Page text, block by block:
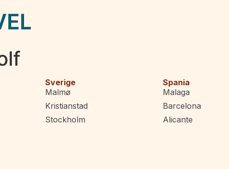
Sverige
Malmø
Kristianstad
Stockholm
Spania
Malaga
Barcelona
Alicante